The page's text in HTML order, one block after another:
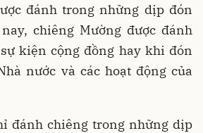
đánh trong những dịp đón
chiêng Mường được đánh
kiện cộng đồng hay khi đón
nước và các hoạt động của
đánh chiêng trong những dịp